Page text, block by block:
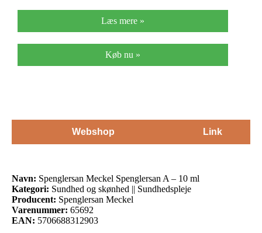
Læs mere »
Køb nu »
Webshop Link
Navn: Spenglersan Meckel Spenglersan A – 10 ml
Kategori: Sundhed og skønhed || Sundhedspleje
Producent: Spenglersan Meckel
Varenummer: 65692
EAN: 5706688312903